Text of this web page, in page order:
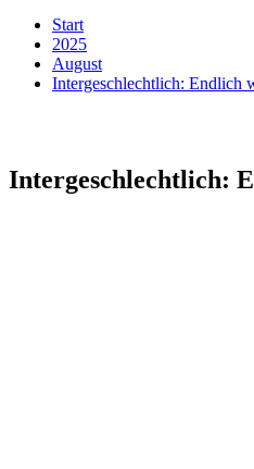
Start
2025
August
Intergeschlechtlich: Endlich
Intergeschlechtlich: